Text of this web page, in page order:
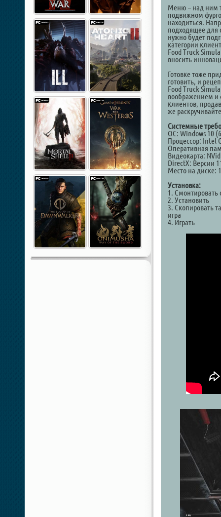
Меню – над ним
подвижном
находиться.
подходящее
нужно будет
категории
Food Truck
вносить
Готовке тоже
готовить, и
Food Truck
воображением и
клиентов,
же
Системные
ОС: Windows 10
Процессор: Intel
Оперативная
Видеокарта:
DirectX: Версии
Место на диске:
Установка:
1. Смонтировать
2. Установить
3. Скопировать
игра
4. Играть